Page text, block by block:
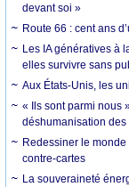
devant soi »
Route 66 : cent ans
Les IA génératives à
elles survivre sans
Aux États-Unis, les
« Ils sont parmi nous
déshumanisation
Redessiner le
contre-cartes
La souveraineté